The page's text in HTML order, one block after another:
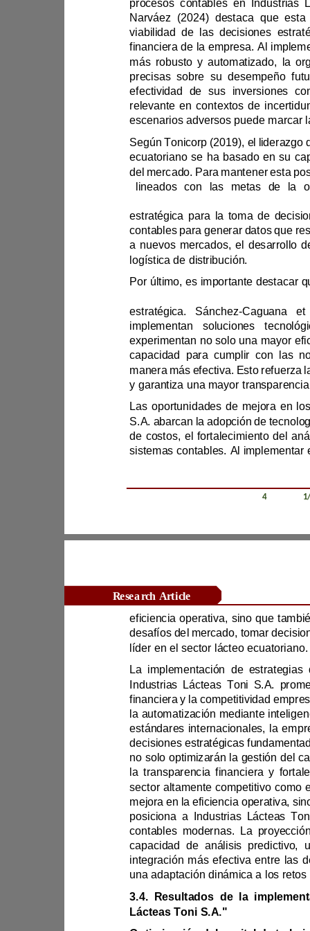
Revista Científica Zambos / Vol. 04 1
precisas sobre su dese
contables par
estratégica. Sánchez-
implementan soluciones t
L
s
Research Article
líder en el sector lácteo ecuatoriano.
la automa
no solo opti
mejora en la
capacidad de análisis p
Lácteas Toni S.A."